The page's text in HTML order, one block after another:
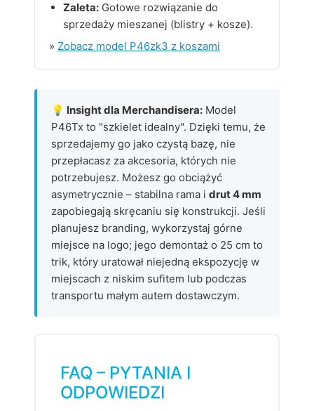
Zaleta: Gotowe rozwiązanie do
sprzedaży mieszanej (blistry + kosze).
» Zobacz model P46zk3 z koszami
💡 Insight dla Merchandisera: Model
P46Tx to "szkielet idealny". Dzięki temu, że
sprzedajemy go jako czystą bazę, nie
przepłacasz za akcesoria, których nie
potrzebujesz. Możesz go obciążyć
asymetrycznie – stabilna rama i drut 4 mm
zapobiegają skręcaniu się konstrukcji. Jeśli
planujesz branding, wykorzystaj górne
miejsce na logo; jego demontaż o 25 cm to
trik, który uratował niejedną ekspozycję w
miejscach z niskim sufitem lub podczas
transportu małym autem dostawczym.
FAQ – PYTANIA I
ODPOWIEDZI